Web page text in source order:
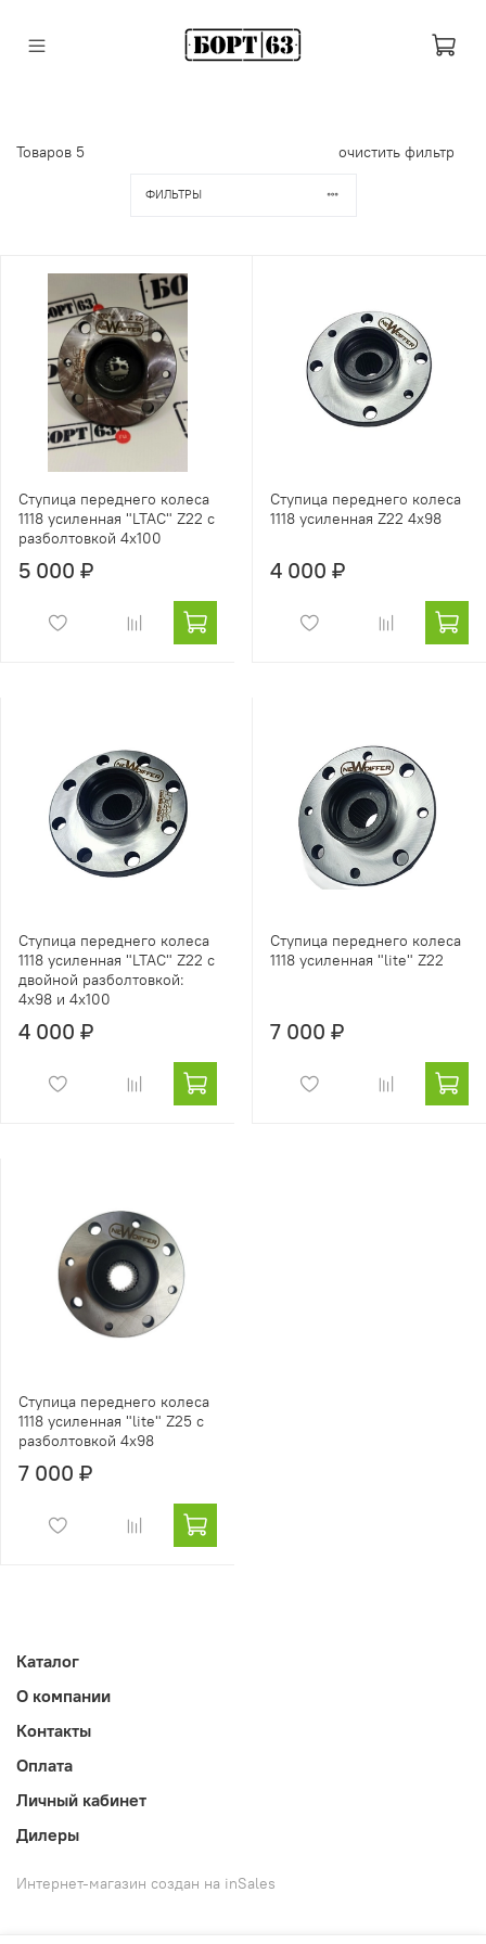
Товаров 5 очистить фильтр
ФИЛЬТРЫ
Ступица переднего колеса
1118 усиленная "LTAC" Z22 с
разболтовкой 4х100
5 000 ₽
Ступица переднего колеса
1118 усиленная Z22 4х98
4 000 ₽
Ступица переднего колеса
1118 усиленная "LTAC" Z22 с
двойной разболтовкой:
4х98 и 4х100
4 000 ₽
Ступица переднего колеса
1118 усиленная "lite" Z22
7 000 ₽
Ступица переднего колеса
1118 усиленная "lite" Z25 с
разболтовкой 4х98
7 000 ₽
Каталог
О компании
Контакты
Оплата
Личный кабинет
Дилеры
Интернет-магазин создан на inSales